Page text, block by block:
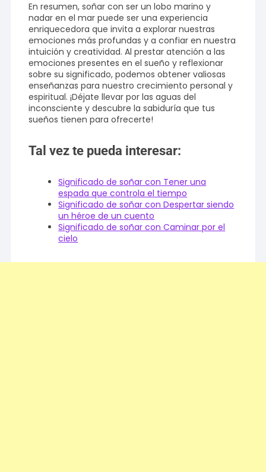
En resumen, soñar con ser un lobo marino y
nadar en el mar puede ser una experiencia
enriquecedora que invita a explorar nuestras
emociones más profundas y a confiar en nuestra
intuición y creatividad. Al prestar atención a las
emociones presentes en el sueño y reflexionar
sobre su significado, podemos obtener valiosas
enseñanzas para nuestro crecimiento personal y
espiritual. ¡Déjate llevar por las aguas del
inconsciente y descubre la sabiduría que tus
sueños tienen para ofrecerte!
Tal vez te pueda interesar:
Significado de soñar con Tener una
espada que controla el tiempo
Significado de soñar con Despertar siendo
un héroe de un cuento
Significado de soñar con Caminar por el
cielo